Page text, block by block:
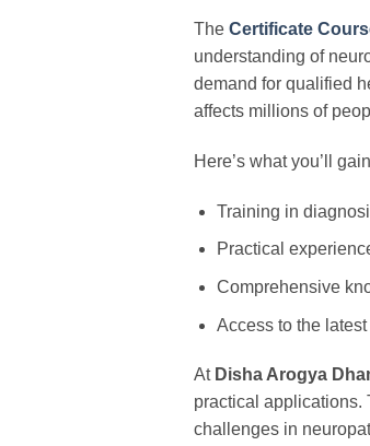
The Certificate
understanding of
demand for qualified
affects millions of
Here’s what you’ll
Training in
Practical
Comprehensive
Access to the
At Disha Arogya
practical applications.
challenges in